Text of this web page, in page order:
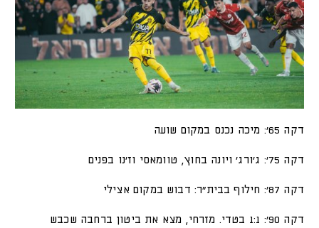
דקה 65׳: מיכה נכנס במקום שועה
דקה 75׳: ג'ורג' ויונה בחוץ, טוומאסי וז'נו בפנים
דקה 87׳: חילוף בבית"ר: דבוש במקום אצילי
דקה 90׳: 1:1 בטדי. מזרחי, מצא את ביטון ברחבה שכבש